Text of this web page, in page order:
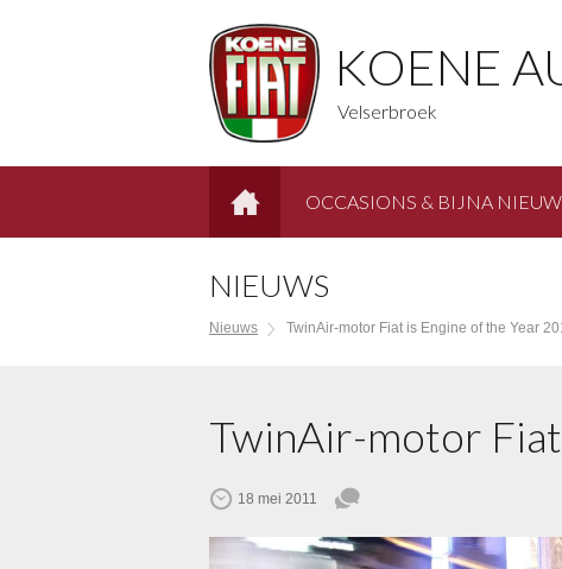
KOENE
Velserbroek
OCCASIONS & BIJNA NIEUW
NIEUWS
Nieuws TwinAir-motor Fiat is Engine of the Year
TwinAir-motor
18 mei 2011